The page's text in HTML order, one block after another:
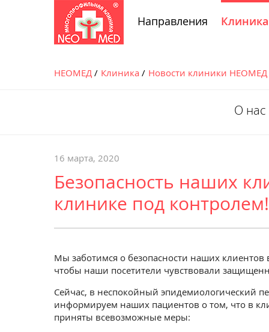
Направления Клиника
НЕОМЕД Клиника Новости клиники НЕОМЕД
О нас
16 марта, 2020
Безопасность наших
клинике под контролем!
Мы заботимся о безопасности наших клиентов
чтобы наши посетители чувствовали
Сейчас, в неспокойный эпидемиологический
информируем наших пациентов о том, что в
приняты всевозможные меры: